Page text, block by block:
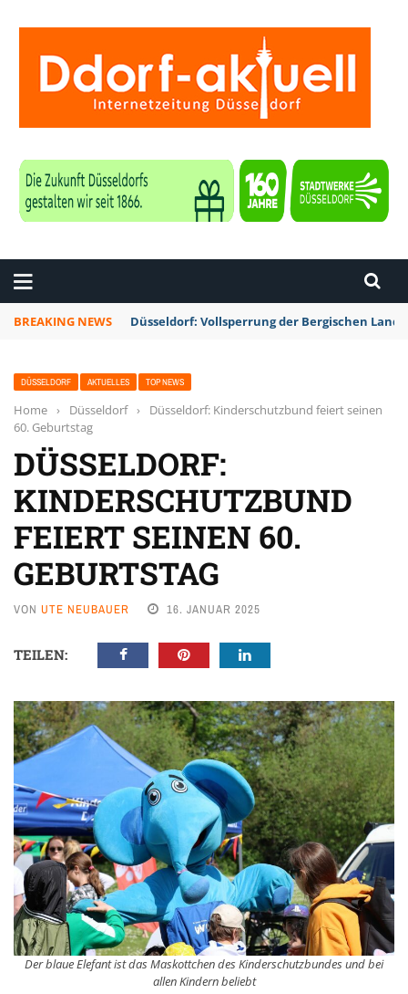
BREAKING NEWS Düsseldorf: Vollsperrung der Bergischen
DÜSSELDORF AKTUELLES TOP NEWS
Home › Düsseldorf ›
Düsseldorf: Kinderschutzbund feiert seinen
60. Geburtstag
DÜSSELDORF:
KINDERSCHUTZBUND
FEIERT SEINEN 60.
GEBURTSTAG
VON UTE NEUBAUER 16. JANUAR 2025
TEILEN:
Der blaue Elefant ist das Maskottchen des Kinderschutzbundes und bei
allen Kindern beliebt